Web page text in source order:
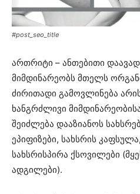
#post_seo_title
ართრიტი – ანთებითი
მიმდინარეობს მთელს
ძირითადი გამოვლინება
ხანგრძლივი
შეიძლება დააზიანოს
ეპიფიზები, სახსრის
სახსრისპირა ქსოვილები
ადგილები).